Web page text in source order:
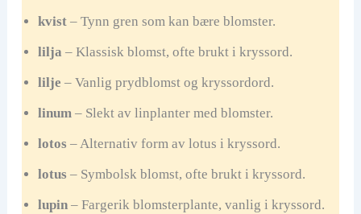
kvist– Tynn gren som kan bære blomster.
lilja – Klassisk blomst, ofte brukt i kryssord.
lilje – Vanlig prydblomst og kryssordord.
linum– Slekt av linplanter med blomster.
lotos – Alternativ form av lotus i kryssord.
lotus – Symbolsk blomst, ofte brukt i kryssord.
lupin– Fargerik blomsterplante, vanlig i kryssord.